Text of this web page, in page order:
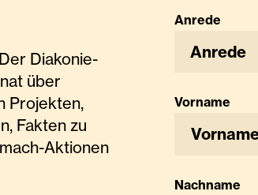
Diakonie-
über
Projekten,
Fakten zu
Aktionen
Anrede
Anrede
Vorname
Nachname